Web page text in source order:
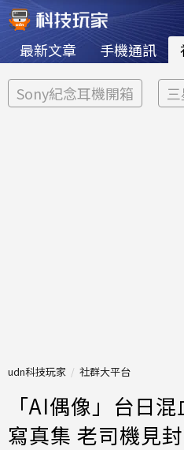
最新文章 手機通訊
Sony紀念耳機開箱
udn科技玩家 社群大平台
「AI偶像」台日
寫真集 老司機見